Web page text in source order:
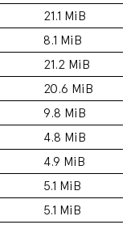
21.1 MiB
8.1 MiB
21.2 MiB
20.6 MiB
9.8 MiB
4.8 MiB
4.9 MiB
5.1 MiB
5.1 MiB